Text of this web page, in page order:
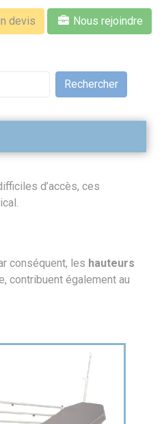
devis Nous rejoindre
d’accès, ces
conséquent, les hauteurs
contribuent également au